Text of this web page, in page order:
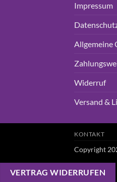
Impressum
Allgemeine
Widerruf
Versand &
KONTAKT
Copyright
VERTRAG WIDERRUFEN